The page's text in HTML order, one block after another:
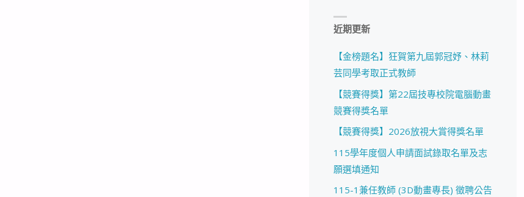
近期更新
【金榜題名】狂賀第九屆郭冠妤、林莉
芸同學考取正式教師
【競賽得獎】第22屆技專校院電腦動畫
競賽得獎名單
【競賽得獎】2026放視大賞得獎名單
115學年度個人申請面試錄取名單及志
願選填通知
115-1兼任教師 (3D動畫專長) 徵聘公告